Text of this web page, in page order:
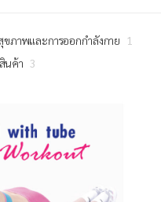
ภาพและการออกกำลังกาย
1
นค้า 3